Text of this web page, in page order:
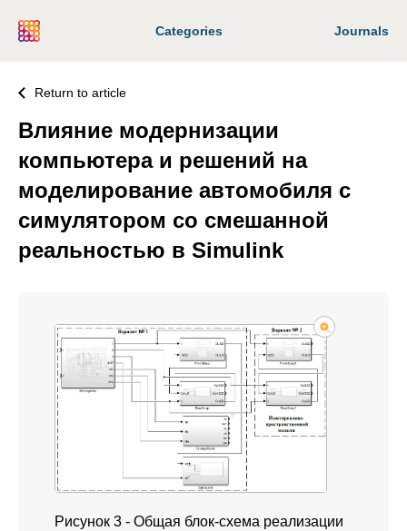
Categories Journals
Return to article
Влияние модернизации
компьютера и решений на
моделирование автомобиля c
симулятором со смешанной
реальностью в Simulink
Рисунок 3 - Общая блок-схема реализации